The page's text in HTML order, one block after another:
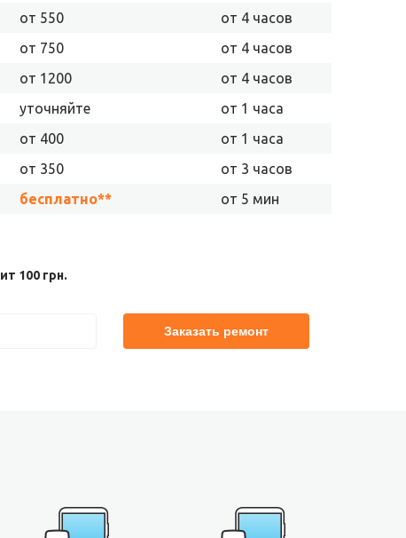
от 550
от 4 часов
от 750
от 4 часов
от 1200
от 4 часов
уточняйте
от 1 часа
от 400
от 1 часа
от 350
от 3 часов
бесплатно** от 5 мин
100 грн.